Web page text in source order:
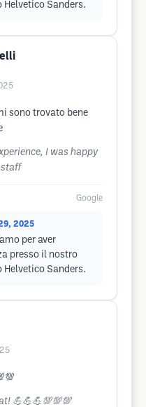
Sanders.
sono trovato bene
I was happy
staff
Google
2025
per aver
presso il nostro
Sanders.
💪💪💪💯💯💯